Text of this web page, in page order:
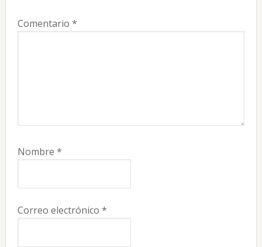
Comentario *
Nombre *
Correo electrónico *